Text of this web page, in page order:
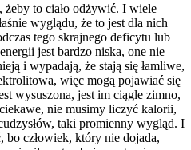
żeby to ciało odżywić. I wiele
wyglądu, że to jest dla nich
tego skrajnego deficytu lub
jest bardzo niska, one nie
i wypadają, że stają się łamliwe,
więc mogą pojawiać się
wysuszona, jest im ciągle zimno,
nie musimy liczyć kalorii,
taki promienny wygląd. I
bo człowiek, który nie dojada,